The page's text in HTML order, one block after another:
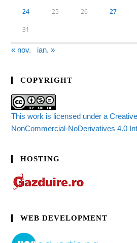
24 25 26 27
31
« nov. ian. »
COPYRIGHT
This work is licensed under a
NonCommercial-NoDerivatives 4.0
HOSTING
WEB DEVELOPMENT